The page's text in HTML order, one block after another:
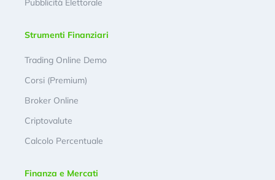
Pubblicità Elettorale
Strumenti Finanziari
Trading Online Demo
Corsi (Premium)
Broker Online
Criptovalute
Calcolo Percentuale
Finanza e Mercati